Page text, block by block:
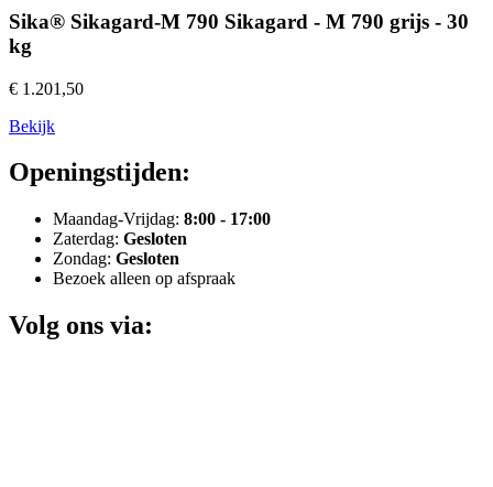
Sika® Sikagard-M 790 Sikagard - M 790 grijs - 30
kg
€ 1.201,50
Bekijk
Openingstijden:
Maandag-Vrijdag: 8:00 - 17:00
Zaterdag: Gesloten
Zondag: Gesloten
Bezoek alleen op afspraak
Volg ons via: